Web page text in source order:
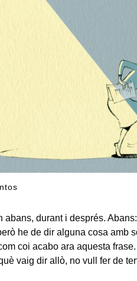
abans, durant i després.
he de dir alguna cosa amb
coi acabo ara aquesta
vaig dir allò, no vull fer de